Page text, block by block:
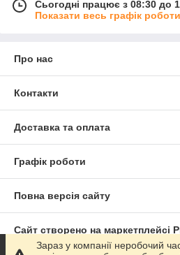
Сьогодні працює з 08:30 до
Показати весь графік роботи
Про нас
Контакти
Доставка та оплата
Графік роботи
Повна версія сайту
Сайт створено на маркетплейсі
Зараз у компанії неробочий